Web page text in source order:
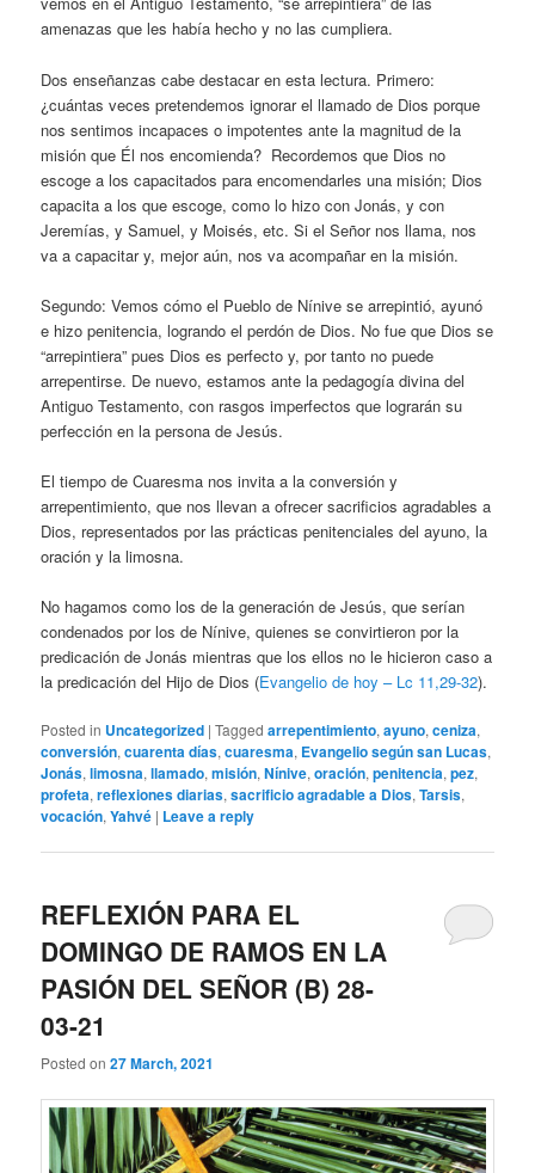
amenazas que les había hecho y no las cumpliera.
Dos enseñanzas cabe destacar en esta lectura. Primero:
¿cuántas veces pretendemos ignorar el llamado de Dios porque
nos sentimos incapaces o impotentes ante la magnitud de la
misión que Él nos encomienda? Recordemos que Dios no
escoge a los capacitados para encomendarles una misión; Dios
capacita a los que escoge, como lo hizo con Jonás, y con
Jeremías, y Samuel, y Moisés, etc. Si el Señor nos llama, nos
va a capacitar y, mejor aún, nos va acompañar en la misión.
Segundo: Vemos cómo el Pueblo de Nínive se arrepintió, ayunó
e hizo penitencia, logrando el perdón de Dios. No fue que Dios se
“arrepintiera” pues Dios es perfecto y, por tanto no puede
arrepentirse. De nuevo, estamos ante la pedagogía divina del
Antiguo Testamento, con rasgos imperfectos que lograrán su
perfección en la persona de Jesús.
El tiempo de Cuaresma nos invita a la conversión y
arrepentimiento, que nos llevan a ofrecer sacrificios agradables a
Dios, representados por las prácticas penitenciales del ayuno, la
oración y la limosna.
No hagamos como los de la generación de Jesús, que serían
condenados por los de Nínive, quienes se convirtieron por la
predicación de Jonás mientras que los ellos no le hicieron caso a
la predicación del Hijo de Dios (Evangelio de hoy – Lc 11,29-32).
Posted in Uncategorized |Tagged arrepentimiento,ayuno,ceniza,
conversión,cuarenta días,cuaresma, Evangelio según san Lucas,
Jonás,limosna,llamado,misión,Nínive,oración,penitencia,pez,
profeta,reflexiones diarias,sacrificio agradable a Dios,Tarsis,
vocación,Yahvé | Leave a reply
REFLEXIÓN PARA EL
DOMINGO DE RAMOS EN LA
PASIÓN DEL SEÑOR (B) 28-
03-21
Posted on27 March, 2021